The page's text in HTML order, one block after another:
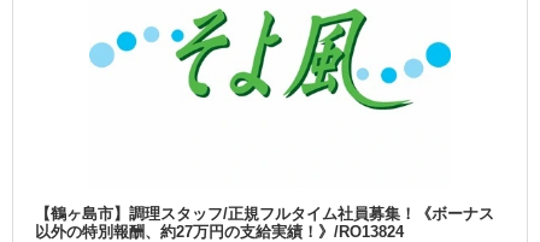
【鶴ヶ島市】調理スタッフ/正規フルタイム社員募集！《ボーナス
以外の特別報酬、約27万円の支給実績！》/RO13824